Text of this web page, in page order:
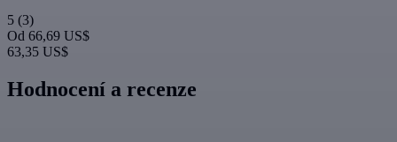
5 (3)
Od 66,69 US$
63,35 US$
Hodnocení a recenze